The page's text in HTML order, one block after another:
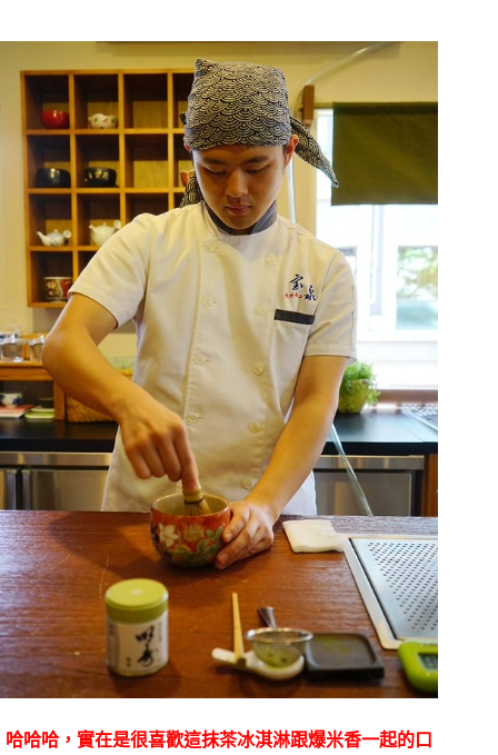
哈哈哈，實在是很喜歡這抹茶冰淇淋跟爆米香一起的口